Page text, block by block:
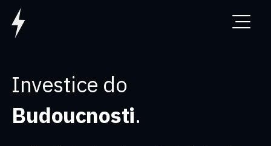
Investice do
Budoucnosti.